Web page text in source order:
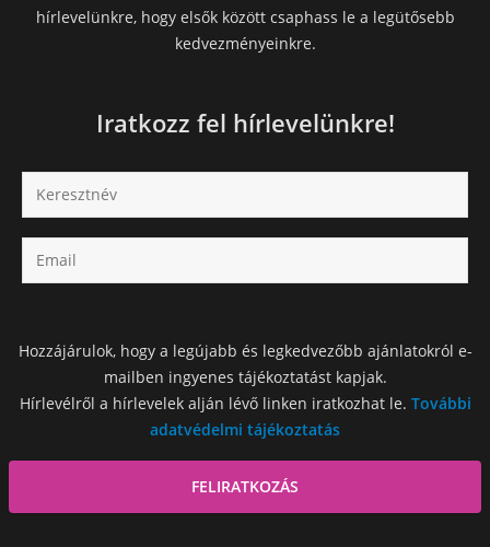
hírlevelünkre, hogy elsők között csaphass le a legütősebb
kedvezményeinkre.
Iratkozz fel hírlevelünkre!
Hozzájárulok, hogy a legújabb és legkedvezőbb ajánlatokról e-
mailben ingyenes tájékoztatást kapjak.
Hírlevélről a hírlevelek alján lévő linken iratkozhat le. További
adatvédelmi tájékoztatás